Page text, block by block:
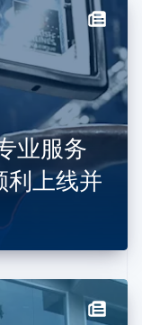
业服务
利上线并